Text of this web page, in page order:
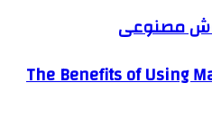
مصنوعی
The Benefits of Using